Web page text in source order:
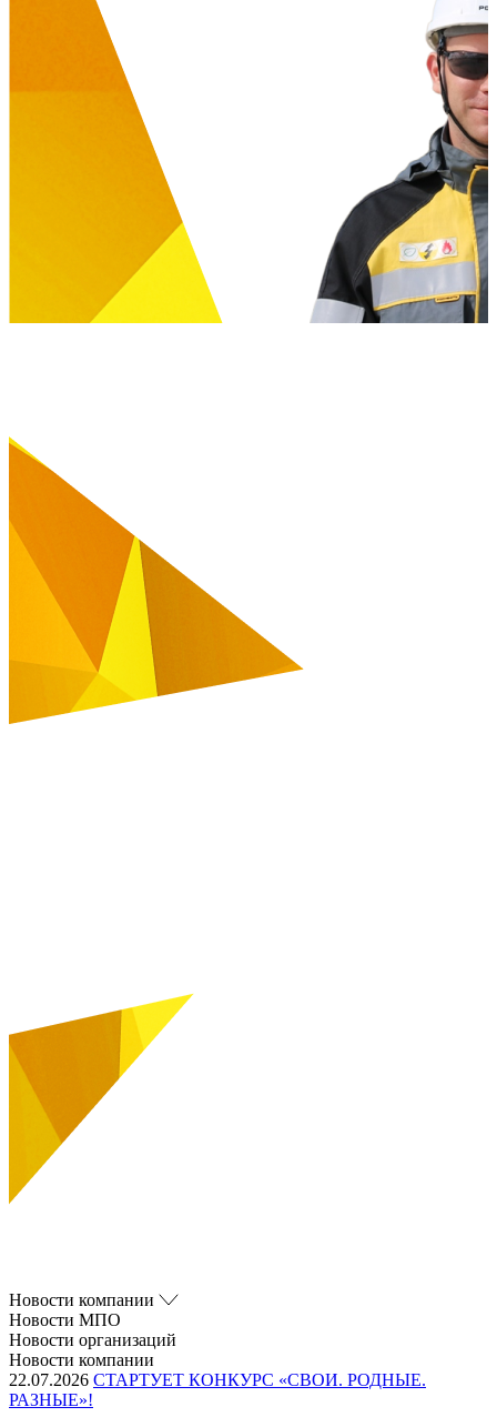
Новости компании
Новости МПО
Новости организаций
Новости компании
22.07.2026 СТАРТУЕТ КОНКУРС «СВОИ. РОДНЫЕ.
РАЗНЫЕ»!